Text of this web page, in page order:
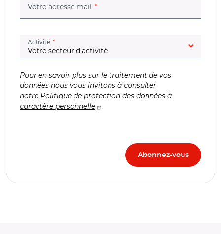
Votre adresse mail (champ obligatoire)
Activité (champ obligatoire)
Pour en savoir plus sur le traitement de vos
données nous vous invitons à consulter
notre Politique de protection des données à
caractère personnelle